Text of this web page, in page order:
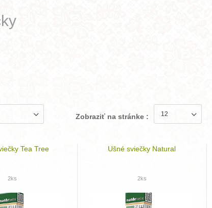
Zobraziť na stránke :
Tea Tree
2ks
Ušné sviečky Natural
2ks